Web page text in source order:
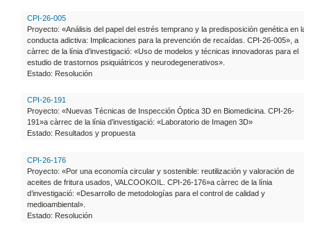
CPI-26-005
Proyecto: «Análisis del papel del estrés temprano y la predisposición genética en la
conducta adictiva: Implicaciones para la prevención de recaídas. CPI-26-005», a
càrrec de la línia d’investigació: «Uso de modelos y técnicas innovadoras para el
estudio de trastornos psiquiátricos y neurodegenerativos».
Estado: Resolución
CPI-26-191
Proyecto: «Nuevas Técnicas de Inspección Óptica 3D en Biomedicina. CPI-26-
191»a càrrec de la línia d’investigació: «Laboratorio de Imagen 3D»
Estado: Resultados y propuesta
CPI-26-176
Proyecto: «Por una economía circular y sostenible: reutilización y valoración de
aceites de fritura usados, VALCOOKOIL. CPI-26-176»a càrrec de la línia
d’investigació: «Desarrollo de metodologías para el control de calidad y
medioambiental».
Estado: Resolución